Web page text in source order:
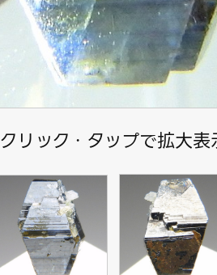
クリック・タップで拡大表